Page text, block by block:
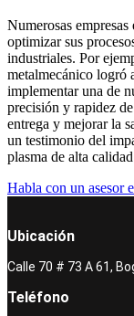
Numerosas
optimizar sus
industriales. Por
metalmecánico logró
implementar una de
precisión y rapidez
entrega y mejorar la
un testimonio del
plasma de alta
Habla con un asesor
Ubicación
Calle 70 # 73 A 61,
Teléfono